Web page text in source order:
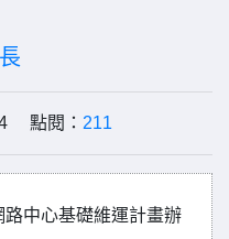
點閱： 211
中心基礎維運計畫辦